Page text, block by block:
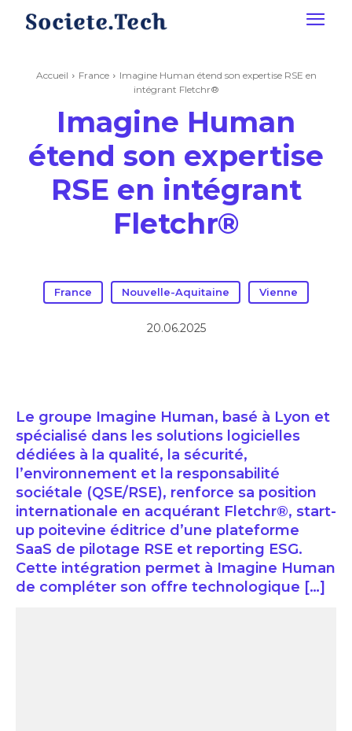
Accueil France
Imagine Human étend son expertise RSE en
intégrant Fletchr®
Imagine Human
étend son expertise
RSE en intégrant
Fletchr®
France Nouvelle-Aquitaine Vienne
20.06.2025
Le groupe Imagine Human, basé à Lyon et
spécialisé dans les solutions logicielles
dédiées à la qualité, la sécurité,
l’environnement et la responsabilité
sociétale (QSE/RSE), renforce sa position
internationale en acquérant Fletchr®, start-
up poitevine éditrice d’une plateforme
SaaS de pilotage RSE et reporting ESG.
Cette intégration permet à Imagine Human
de compléter son offre technologique […]